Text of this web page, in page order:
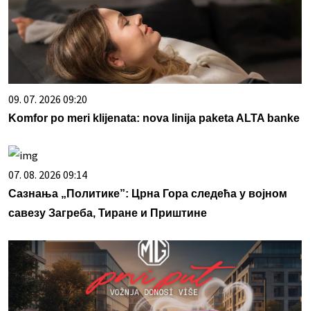
09. 07. 2026 09:20
Komfor po meri klijenata: nova linija paketa ALTA banke
07. 08. 2026 09:14
Сазнања „Политике”: Црна Гора следећа у војном
савезу Загреба, Тиране и Приштине